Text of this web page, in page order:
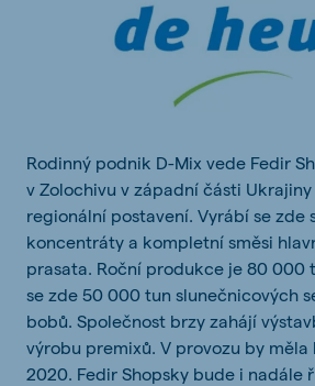
Rodinný podnik D-Mix vede Fedir
v Zolochivu v západní části Ukrajiny
regionální postavení. Vyrábí se zde
koncentráty a kompletní směsi
prasata. Roční produkce je 80 000
se zde 50 000 tun slunečnicových
bobů. Společnost brzy zahájí
výrobu premixů. V provozu by
2020. Fedir Shopsky bude i nadále